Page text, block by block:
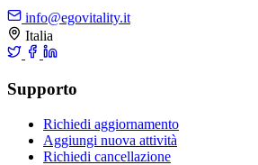
info@egovitality.it
Italia
Supporto
Richiedi aggiornamento
Aggiungi nuova attività
Richiedi cancellazione